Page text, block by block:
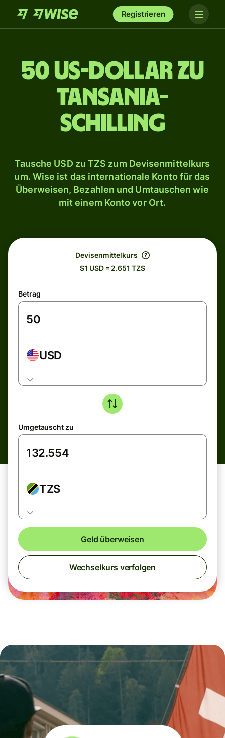
Registrieren
50 US-Dollar zu
Tansania-
Schilling
Tausche USD zu TZS zum Devisenmittelkurs
um. Wise ist das internationale Konto für das
Überweisen, Bezahlen und Umtauschen wie
mit einem Konto vor Ort.
Devisenmittelkurs
$1 USD = 2.651 TZS
Betrag
USD
Umgetauscht zu
TZS
Geld überweisen
Wechselkurs verfolgen